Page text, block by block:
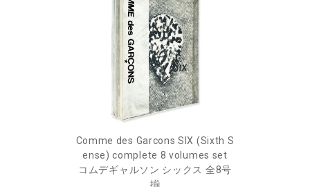
Comme des Garcons SIX (Sixth S
ense) complete 8 volumes set
コムデギャルソン シックス 全8号
揃